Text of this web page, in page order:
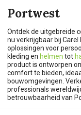
Portwest
Ontdek de uitgebreide
nu verkrijgbaar bij
oplossingen voor
kleding en helmen tot
product is ontworpen
comfort te bieden,
bouwomgevingen.
professionals
betrouwbaarheid van